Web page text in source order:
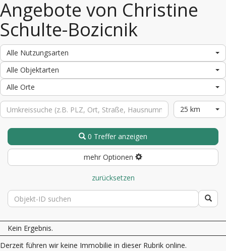
Angebote von Christine
Schulte-Bozicnik
Alle Nutzungsarten
Alle Objektarten
Alle Orte
25 km
0 Treffer anzeigen
mehr Optionen
zurücksetzen
Kein Ergebnis.
Derzeit führen wir keine Immobilie in dieser Rubrik online.